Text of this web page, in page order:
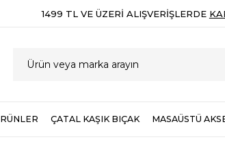
1499 TL VE ÜZERI ALIŞVERIŞLERDE
ÇATAL KAŞIK BIÇAK MASAÜSTÜ